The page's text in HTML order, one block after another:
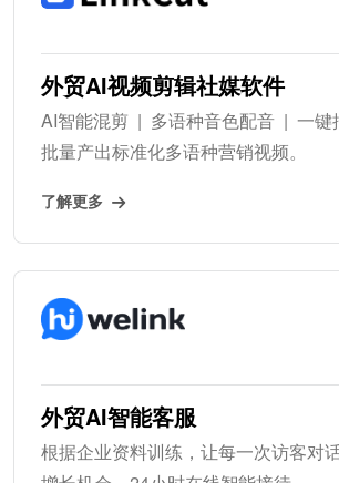
外贸AI视频剪辑社媒软件
AI智能混剪 | 多语种音色配音 | 一键
批量产出标准化多语种营销视频。
了解更多
外贸AI智能客服
根据企业资料训练，让每一次访客对